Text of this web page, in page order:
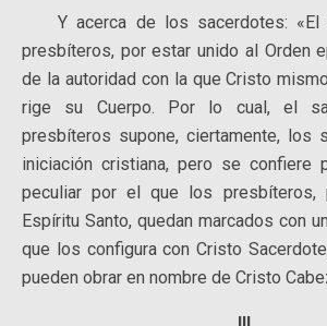
Y acerca de los sacerdotes: «El
presbíteros, por estar unido al Orden
de la autoridad con la que Cristo
rige su Cuerpo. Por lo cual, el
presbíteros supone, ciertamente, los
iniciación cristiana, pero se confiere
peculiar por el que los presbíteros,
Espíritu Santo, quedan marcados con
que los configura con Cristo
pueden obrar en nombre de Cristo